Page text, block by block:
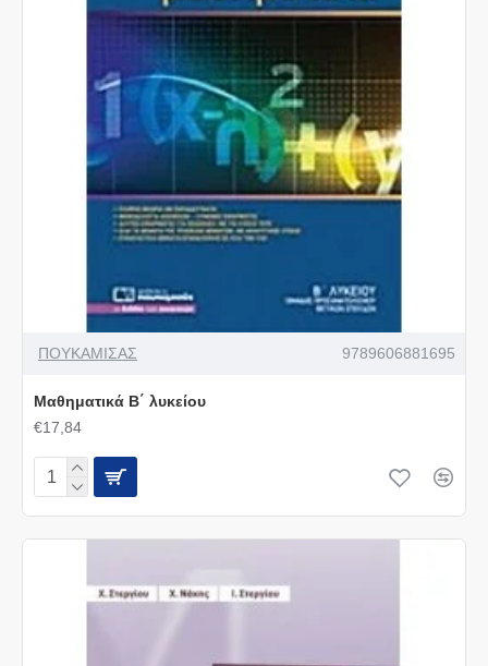
ΠΟΥΚΑΜΙΣΑΣ 9789606881695
Μαθηματικά Β΄ λυκείου
€17,84